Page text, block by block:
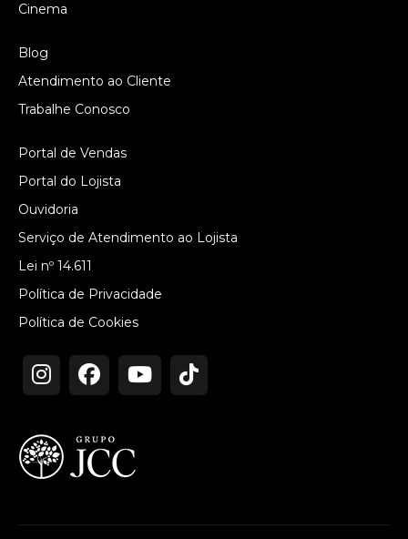
Cinema
Blog
Atendimento ao Cliente
Trabalhe Conosco
Portal de Vendas
Portal do Lojista
Ouvidoria
Serviço de Atendimento ao Lojista
Lei nº 14.611
Política de Privacidade
Política de Cookies